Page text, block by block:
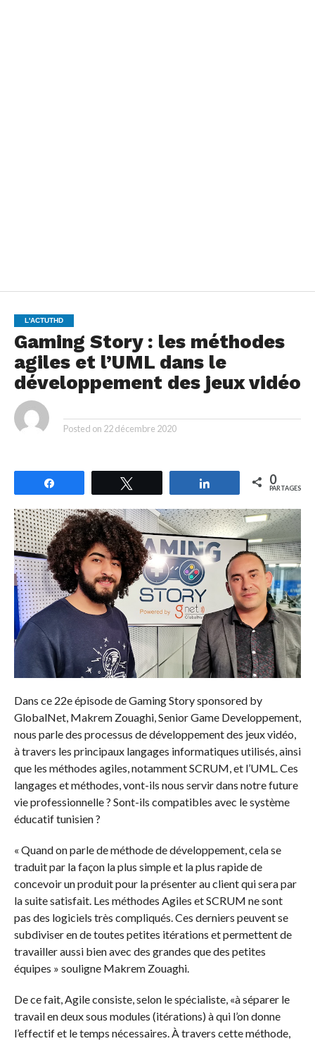
L'ACTUTHD
Gaming Story : les méthodes
agiles et l’UML dans le
développement des jeux vidéo
Posted on 22 décembre 2020
Partagez 0
PARTAGES
Dans ce 22e épisode de Gaming Story sponsored by
GlobalNet, Makrem Zouaghi, Senior Game Developpement,
nous parle des processus de développement des jeux vidéo,
à travers les principaux langages informatiques utilisés, ainsi
que les méthodes agiles, notamment SCRUM, et l’UML. Ces
langages et méthodes, vont-ils nous servir dans notre future
vie professionnelle ? Sont-ils compatibles avec le système
éducatif tunisien ?
« Quand on parle de méthode de développement, cela se
traduit par la façon la plus simple et la plus rapide de
concevoir un produit pour la présenter au client qui sera par
la suite satisfait. Les méthodes Agiles et SCRUM ne sont
pas des logiciels très compliqués. Ces derniers peuvent se
subdiviser en de toutes petites itérations et permettent de
travailler aussi bien avec des grandes que des petites
équipes » souligne Makrem Zouaghi.
De ce fait, Agile consiste, selon le spécialiste, «à séparer le
travail en deux sous modules (itérations) à qui l’on donne
l’effectif et le temps nécessaires. À travers cette méthode,